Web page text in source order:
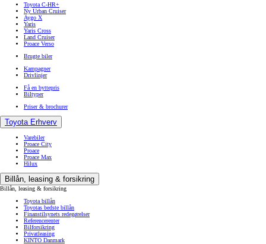
Toyota C-HR+
Ny Urban Cruiser
Aygo X
Yaris
Yaris Cross
Land Cruiser
Proace Verso
Brugte biler
Kampagner
Drivlinjer
Få en byttepris
Biltyper
Priser & brochurer
Toyota Erhverv
Varebiler
Proace City
Proace
Proace Max
Hilux
Billån, leasing & forsikring
Billån, leasing & forsikring
Toyota billån
Toyotas bedste billån
Finanstilsynets redegørelser
Referencerenter
Bilforsikring
Privatleasing
KINTO Danmark